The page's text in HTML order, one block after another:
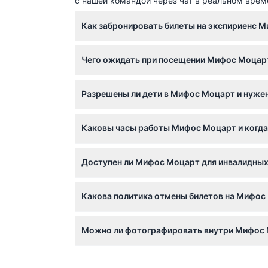
Как забронировать билеты на экспириенс
бронировать заранее, чтобы гарантировать
Чего ожидать при посещении Мифос
наследие Моцарта. Вас ждет сенсорное
Разрешены ли дети в Мифос Моцарт и
Младенцы и дети учитываются в общем
Каковы часы работы Мифос Моцарт и
вход в 17:00 (возможны изменения —
Доступен ли Мифос Моцарт для
если вы предпочитаете; просто заложите
Какова политика отмены билетов на
перенос в соответствии с политикой.
Можно ли фотографировать внутри Мифос